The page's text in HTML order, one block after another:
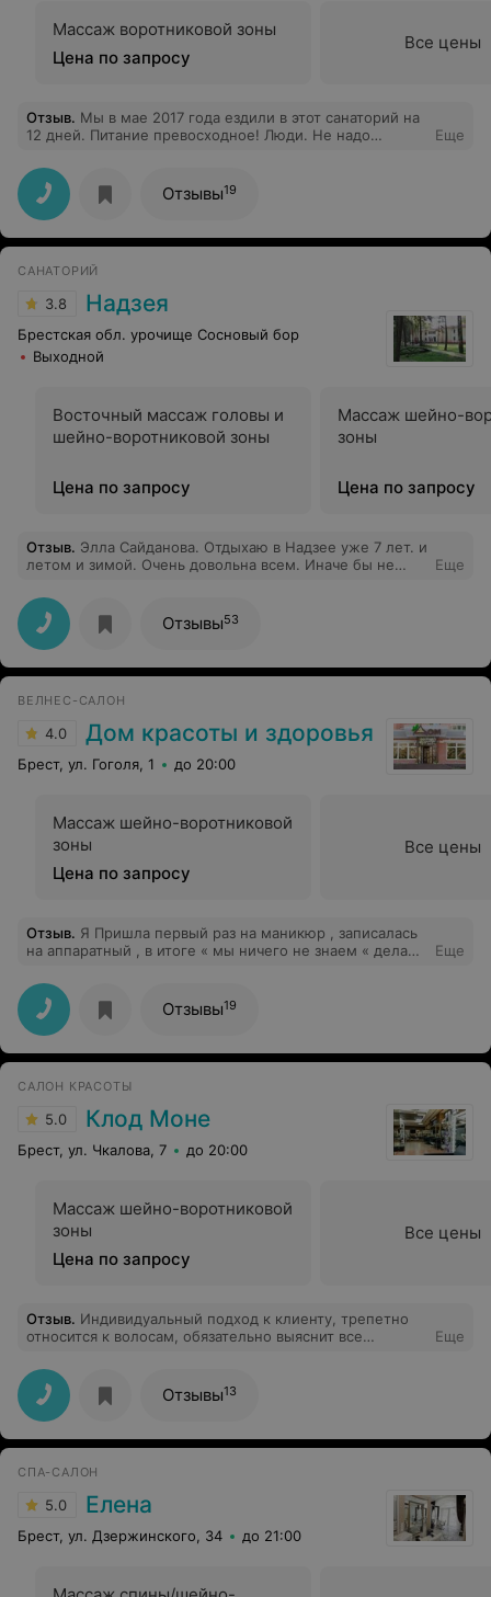
Массаж воротниковой зоны
Цена по запросу
Все цены
Отзыв. Мы в мае 2017 года ездили в этот санаторий на
12 дней. Питание превосходное! Люди. Не надо
списка. Чисто всегда. Каждый день делают уборку в
номерах. Чистый воздух. Отзывчивый(!!) и весёлый
персонал врачей. Есть где погулять вечером после
процедур. Хотим ещё к вам съездить. Рекомендую
Всем. Где ещё такой сервис найдете по низким ценам,
Еще
Отзывы19
САНАТОРИЙ
3.8 Надзея
Брестская обл. урочище Сосновый бор
Выходной
Восточный массаж головы и
шейно-воротниковой зоны
Цена по запросу
Массаж шейно-
зоны
Цена по запросу
Отзыв. Элла Сайданова. Отдыхаю в Надзее уже 7 лет. и
летом и зимой. Очень довольна всем. Иначе бы не
Анатольевичу. всегда поможет в любом вопросе.
Хороший досуг обеспечивает Хандрико Михаил
Владимирович. Советую всем приезжать.
Еще
Отзывы53
ВЕЛНЕС-САЛОН
4.0 Дом красоты и здоровья
Брест, ул. Гоголя, 1 до 20:00
Массаж шейно-воротниковой
зоны
Цена по запросу
Все цены
Отзыв. Я Пришла первый раз на маникюр , записалась
на аппаратный , в итоге « мы ничего не знаем « делаем
Обрезной маникюр , который рваный и постом
отвратительный неровный делали ещё час ! без
покрытия ! В итоге обрезной маникюр со снятием 1.5
часа !!!! Не буду рекомендовать ! На мои отзывы мне
ответили , что специалист , который мне делал
устал после рабочего дня и поэтому сделал мне
некачественный маникюр !
Еще
Отзывы19
САЛОН КРАСОТЫ
5.0 Клод Моне
Брест, ул. Чкалова, 7 до 20:00
Массаж шейно-воротниковой
зоны
Цена по запросу
Все цены
Отзыв. Индивидуальный подход к клиенту, трепетно
относится к волосам, обязательно выяснит все
Еще
Отзывы13
СПА-САЛОН
5.0 Елена
Брест, ул. Дзержинского, 34 до 21:00